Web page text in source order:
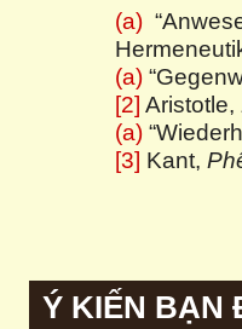
(a)
(a)
[2] Aristotle,
(a)
[3] Kant,
Ý KIẾN BẠN